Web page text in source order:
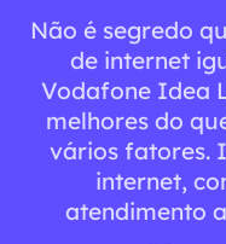
Não é segredo
de internet
Vodafone Idea
melhores do
vários fatores.
internet,
atendimento